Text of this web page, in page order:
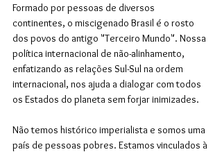
Formado por pessoas de diversos
continentes, o miscigenado Brasil é o rosto
dos povos do antigo "Terceiro Mundo". Nossa
política internacional de não-alinhamento,
enfatizando as relações Sul-Sul na ordem
internacional, nos ajuda a dialogar com todos
os Estados do planeta sem forjar inimizades.
Não temos histórico imperialista e somos uma
país de pessoas pobres. Estamos vinculados à